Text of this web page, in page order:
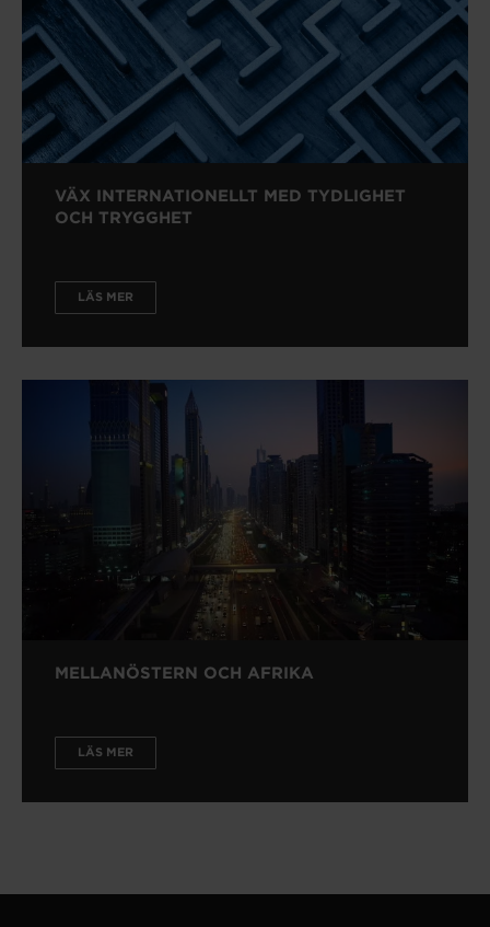
VÄX INTERNATIONELLT MED TYDLIGHET
OCH TRYGGHET
LÄS MER
MELLANÖSTERN OCH AFRIKA
LÄS MER